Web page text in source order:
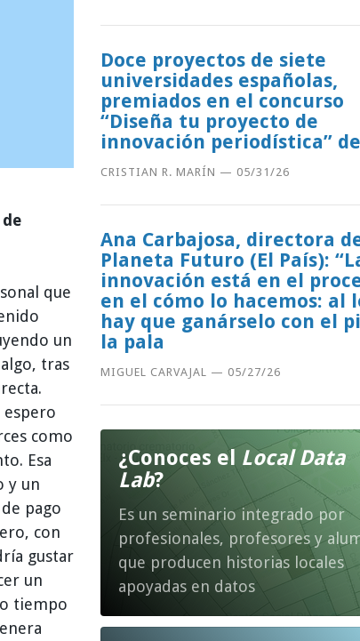
que
un
tras
espero
como
Esa
y un
pago
con
gustar
un
tiempo
Doce proyectos de siete
universidades españolas,
premiados en el concurso
“Diseña tu proyecto de
innovación periodística”
CRISTIAN R. MARÍN — 05/31/26
Ana Carbajosa, directora
Planeta Futuro (El País):
innovación está en el
en el cómo lo hacemos: al
hay que ganárselo con el
la pala
MIGUEL CARVAJAL — 05/27/26
¿Conoces el Local Data
Lab?
Es un seminario integrado por
profesionales, profesores y
que producen historias locales
apoyadas en datos